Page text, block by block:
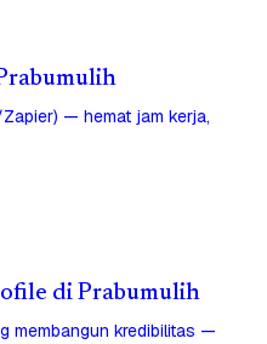
— hemat jam kerja,
di Prabumulih
membangun kredibilitas —